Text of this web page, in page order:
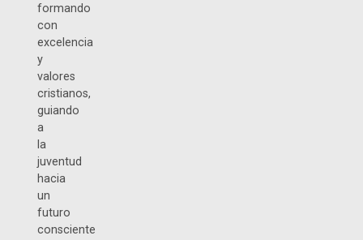
formando
con
excelencia
y
valores
cristianos,
guiando
a
la
juventud
hacia
un
futuro
consciente